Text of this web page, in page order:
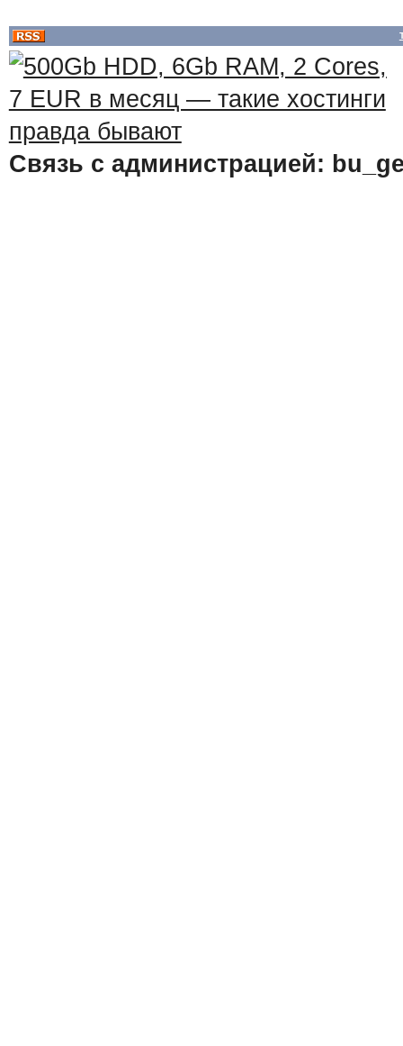
Связь с администрацией: